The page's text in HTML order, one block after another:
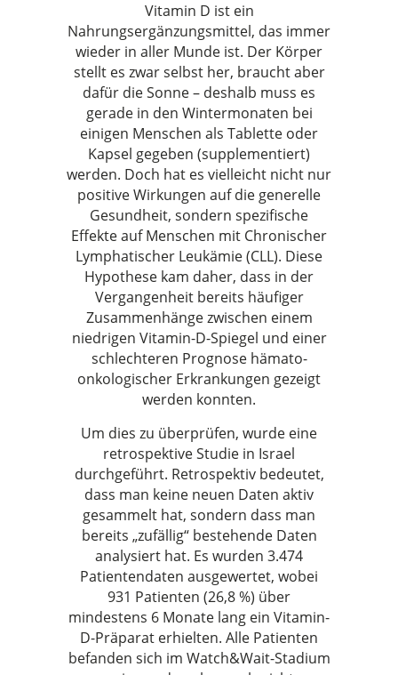
Vitamin D ist ein
Nahrungsergänzungsmittel, das immer
wieder in aller Munde ist. Der Körper
stellt es zwar selbst her, braucht aber
dafür die Sonne – deshalb muss es
gerade in den Wintermonaten bei
einigen Menschen als Tablette oder
Kapsel gegeben (supplementiert)
werden. Doch hat es vielleicht nicht nur
positive Wirkungen auf die generelle
Gesundheit, sondern spezifische
Effekte auf Menschen mit Chronischer
Lymphatischer Leukämie (CLL). Diese
Hypothese kam daher, dass in der
Vergangenheit bereits häufiger
Zusammenhänge zwischen einem
niedrigen Vitamin-D-Spiegel und einer
schlechteren Prognose hämato-
onkologischer Erkrankungen gezeigt
werden konnten.
Um dies zu überprüfen, wurde eine
retrospektive Studie in Israel
durchgeführt. Retrospektiv bedeutet,
dass man keine neuen Daten aktiv
gesammelt hat, sondern dass man
bereits „zufällig“ bestehende Daten
analysiert hat. Es wurden 3.474
Patientendaten ausgewertet, wobei
931 Patienten (26,8 %) über
mindestens 6 Monate lang ein Vitamin-
D-Präparat erhielten. Alle Patienten
befanden sich im Watch&Wait-Stadium